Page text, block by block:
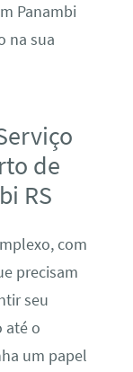
Panambi
na sua
de
RS
com
precisam
seu
até o
um papel